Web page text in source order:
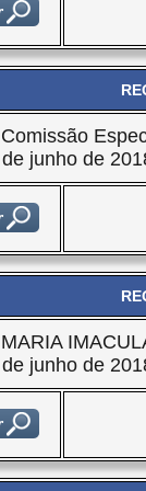
Comissão
junho de
MARIA
junho de